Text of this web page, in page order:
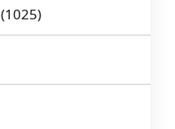
(1025)